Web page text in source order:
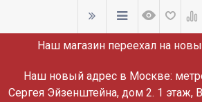
ВНИМАНИЕ!
Наш магазин переехал на
Наш новый адрес в Москве:
Сергея Эйзенштейна, дом 2. 1 этаж,